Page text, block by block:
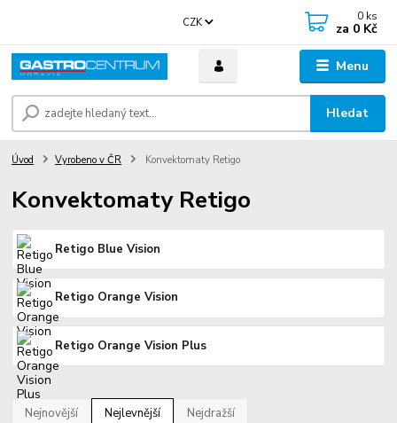
Menu
CZK
Hledat
0 ks
za 0 Kč
Úvod Vyrobeno v ČR Konvektomaty Retigo
Konvektomaty Retigo
Retigo Blue Vision
Retigo Orange Vision
Retigo Orange Vision Plus
Nejnovější Nejlevnější Nejdražší